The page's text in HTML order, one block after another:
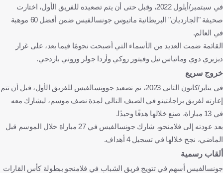
في سبتمبر/أيلول 2022، وقبل حتى أن يتم تصعيده للفريق الأول، اختارت
صحيفة "الجارديان" البريطانية ماتيوس جونسالفيس ضمن أفضل 60 موهبة
في العالم.
القائمة ضمت العديد من الأسماء التي أصبحت نجومًا فيما بعد، على غرار
ديزيري دوي وماتياس تيل وفيتور روكي وأردا جولر وروني باردجي.
خروج سريع
في يناير/كانون الثاني 2023، تم تصعيد جوونسالفيس للفريق الأول، قبل أن تتم
إعارته لفريق براجانتينو في الصيف التالي لمدة نصف موسم، ليشارك معه
في 13 مباراة، صنع خلالها هدفًا وحيدًا.
بعد عودته إلى فلامنجو، شارك جونسالفيس في 27 مباراة خلال الموسم قبل
الماضي، نجح خلالها في تسجيل 4 أهداف.
ألقاب رسمية
جونسالفيس أسهم في تتويج فريق الشباب في فلامنجو ببطولة كأس القارات